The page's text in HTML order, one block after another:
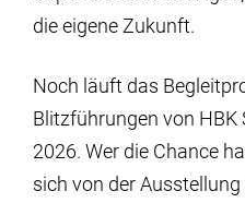
die eigene Zukunft.
Noch läuft das
Blitzführungen von
2026. Wer die Chance
sich von der